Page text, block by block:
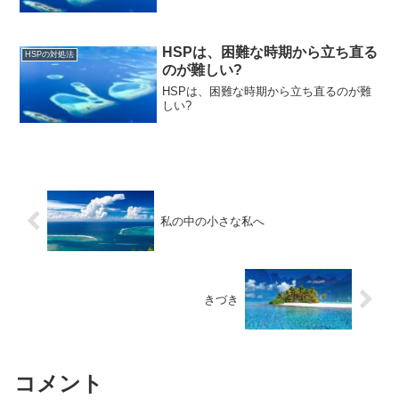
HSPの対処法
HSPは、困難な時期から立ち直る
のが難しい?
HSPは、困難な時期から立ち直るのが難
しい?
私の中の小さな私へ
きづき
コメント